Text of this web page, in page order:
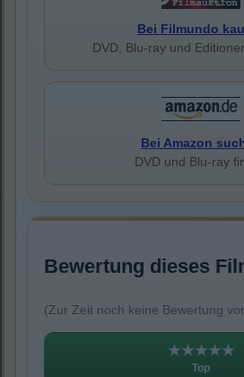
Bei Filmundo
DVD, Blu-ray und
Bei Amazon
DVD und Blu-ray
Bewertung dieses
(Zur Zeit noch keine Bewertung
★★★★★
Top